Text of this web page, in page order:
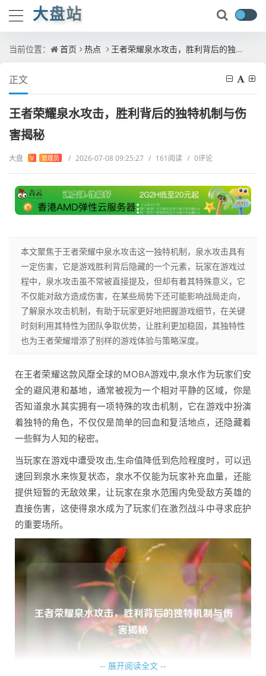
大盘站
当前位置： 首页 热点 王者荣耀泉水攻击，胜利背后的独特机制与伤害揭秘
正文
王者荣耀泉水攻击，胜利背后的独特机制与伤
害揭秘
大盘 V 管理员 / 2026-07-08 09:25:27 / 161阅读 / 0评论
本文聚焦于王者荣耀中泉水攻击这一独特机制，泉水攻击具有
一定伤害，它是游戏胜利背后隐藏的一个元素，玩家在游戏过
程中，泉水攻击虽不常被直接提及，但却有着其特殊意义，它
不仅能对敌方造成伤害，在某些局势下还可能影响战局走向，
了解泉水攻击机制，有助于玩家更好地把握游戏细节，在关键
时刻利用其特性为团队争取优势，让胜利更加稳固，其独特性
也为王者荣耀增添了别样的游戏体验与策略深度。
在王者荣耀这款风靡全球的MOBA游戏中,泉水作为玩家们安
全的避风港和基地，通常被视为一个相对平静的区域，你是
否知道泉水其实拥有一项特殊的攻击机制，它在游戏中扮演
着独特的角色，不仅仅是简单的回血和复活地点，还隐藏着
一些鲜为人知的秘密。
当玩家在游戏中遭受攻击,生命值降低到危险程度时，可以迅
速回到泉水来恢复状态，泉水不仅能为玩家补充血量，还能
提供短暂的无敌效果，让玩家在泉水范围内免受敌方英雄的
直接伤害，这使得泉水成为了玩家们在激烈战斗中寻求庇护
的重要场所。
-- 展开阅读全文 --